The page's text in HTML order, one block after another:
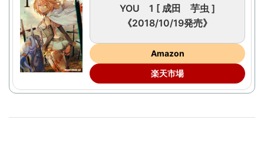
YOU 1 [ 成田 芋虫 ]
《2018/10/19発売》
Amazon
楽天市場